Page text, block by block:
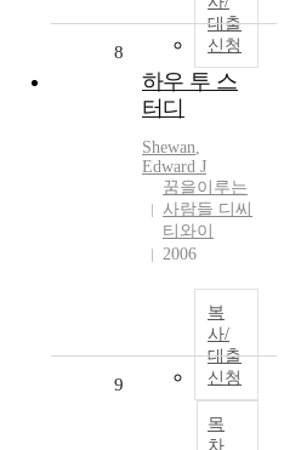
대출
신청
8
하우 투 스
터디
Shewan,
Edward J
꿈을이루는
사람들 디씨
티와이
2006
복
사/
대출
신청
목
차
9